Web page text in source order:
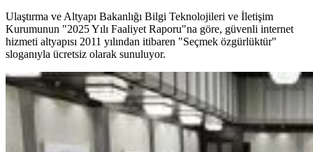
Ulaştırma ve Altyapı Bakanlığı Bilgi Teknolojileri ve İletişim
Kurumunun "2025 Yılı Faaliyet Raporu"na göre, güvenli internet
hizmeti altyapısı 2011 yılından itibaren "Seçmek özgürlüktür"
sloganıyla ücretsiz olarak sunuluyor.